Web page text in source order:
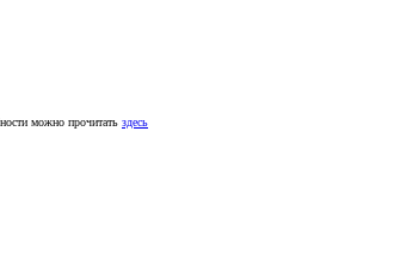
можно прочитать здесь